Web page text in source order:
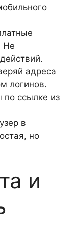
Не
адреса
логинов.
по ссылке из
в
но
и